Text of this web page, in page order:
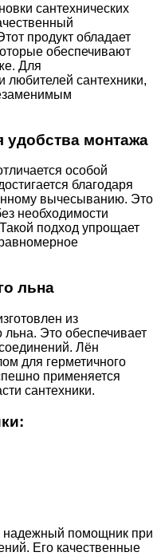
сантехнических
продукт обладает
обеспечивают
Для
сантехники,
удобства монтажа
особой
благодаря
вычесыванию. Это
необходимости
подход упрощает
льна
из
льна. Это обеспечивает
Лён
для герметичного
применяется
сантехники.
надежный помощник при
Его качественные